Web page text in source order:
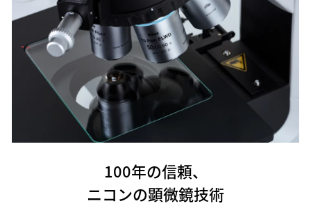
100年の信頼、
ニコンの顕微鏡技術